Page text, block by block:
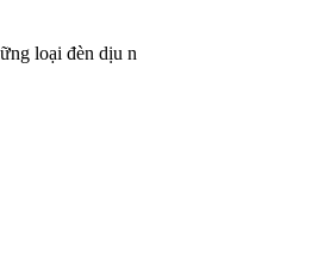
loại đèn dịu n